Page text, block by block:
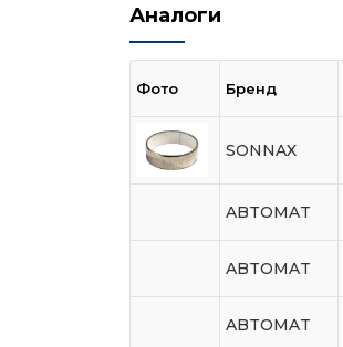
Аналоги
Фото Бренд
SONNAX
ABTOMAT
ABTOMAT
ABTOMAT